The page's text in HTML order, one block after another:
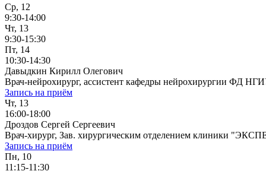
Ср, 12
9:30-14:00
Чт, 13
9:30-15:30
Пт, 14
10:30-14:30
Давыдкин Кирилл Олегович
Врач-нейрохирург, ассистент кафедры нейрохирургии ФД
Запись на приём
Чт, 13
16:00-18:00
Дроздов Сергей Сергеевич
Врач-хирург, Зав. хирургическим отделением клиники
Запись на приём
Пн, 10
11:15-11:30